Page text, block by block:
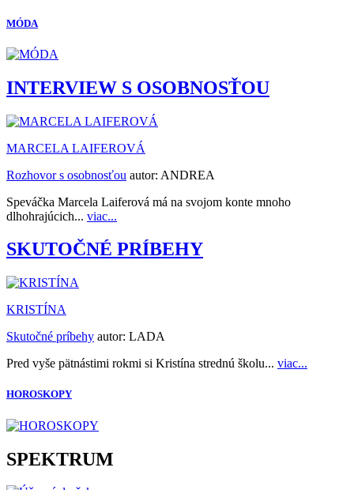
MÓDA
INTERVIEW S OSOBNOSŤOU
MARCELA LAIFEROVÁ
Rozhovor s osobnosťou autor: ANDREA
Speváčka Marcela Laiferová má na svojom konte mnoho
dlhohrajúcich... viac...
SKUTOČNÉ PRÍBEHY
KRISTÍNA
Skutočné príbehy autor: LADA
Pred vyše pätnástimi rokmi si Kristína strednú školu... viac...
HOROSKOPY
SPEKTRUM